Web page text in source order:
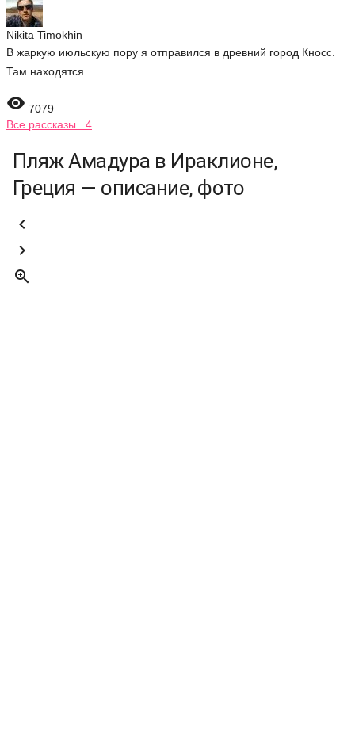
Nikita Timokhin
В жаркую июльскую пору я отправился в древний город Кносс.
Там находятся...
 7079
Все рассказы 4
Пляж Амадура в Ираклионе,
Греция — описание, фото


